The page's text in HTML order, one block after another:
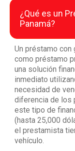
¿Qué es un
Panamá?
Un préstamo con
como préstamo
una solución
inmediato
necesidad de
diferencia de los
este tipo de
(hasta 25,000
el prestamista
vehículo.